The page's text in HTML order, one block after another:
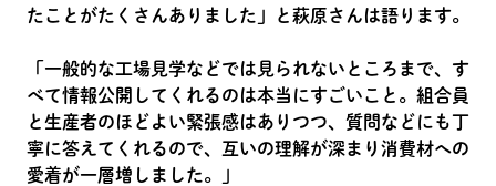
たことがたくさんありました」と萩原さんは語ります。
「一般的な工場見学などでは見られないところまで、す
べて情報公開してくれるのは本当にすごいこと。組合員
と生産者のほどよい緊張感はありつつ、質問などにも丁
寧に答えてくれるので、互いの理解が深まり消費材への
愛着が一層増しました。」